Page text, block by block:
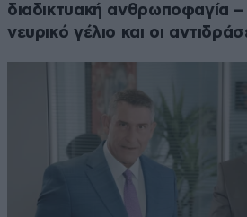
διαδικτυακή ανθρωποφαγία
νευρικό γέλιο και οι